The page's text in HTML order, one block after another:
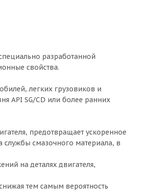
разработанной
свойства.
легких грузовиков и
API SG/CD или более ранних
предотвращает ускоренное
службы смазочного материала, в
на деталях двигателя,
тем самым вероятность